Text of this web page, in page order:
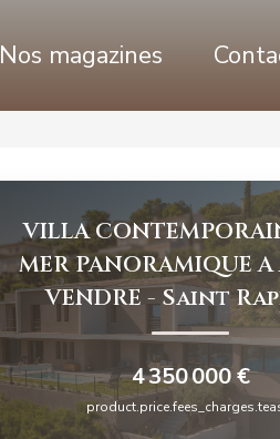
Nos magazines
VILLA
MER PANORAMIQUE A
VENDRE-Saint
4 350 000 €